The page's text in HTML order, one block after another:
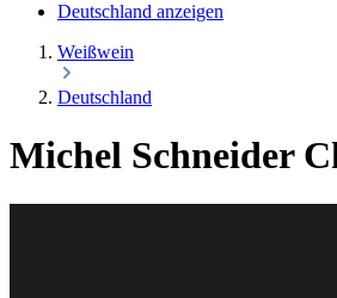
Deutschland anzeigen
Weißwein
Deutschland
Michel Schneider